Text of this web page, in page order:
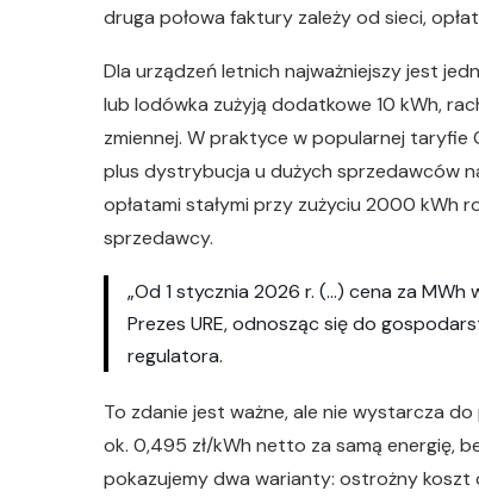
druga połowa faktury zależy od sieci,
Dla urządzeń letnich najważniejszy jest
lub lodówka zużyją dodatkowe 10 kWh,
zmiennej. W praktyce w popularnej taryfie
plus dystrybucja u dużych sprzedawców
opłatami stałymi przy zużyciu 2000 kWh
sprzedawcy.
„Od 1 stycznia 2026 r. (…) cena za MWh
Prezes URE, odnosząc się do
regulatora.
To zdanie jest ważne, ale nie wystarcza
ok. 0,495 zł/kWh netto za samą energię,
pokazujemy dwa warianty: ostrożny koszt